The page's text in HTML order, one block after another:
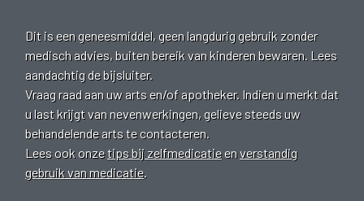
Dit is een geneesmiddel, geen langdurig gebruik zonder
medisch advies, buiten bereik van kinderen bewaren. Lees
aandachtig de bijsluiter.
Vraag raad aan uw arts en/of apotheker. Indien u merkt dat
u last krijgt van nevenwerkingen, gelieve steeds uw
behandelende arts te contacteren.
Lees ook onzetips bij zelfmedicatieenverstandig
gebruik van medicatie.